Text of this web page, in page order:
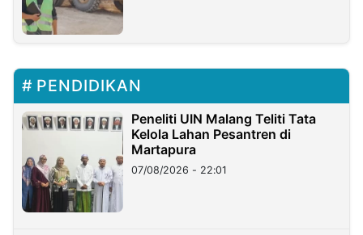
PENDIDIKAN
Peneliti UIN Malang Teliti Tata
Kelola Lahan Pesantren di
Martapura
07/08/2026 - 22:01